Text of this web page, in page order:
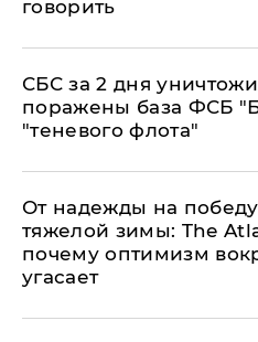
говорить
СБС за 2 дня
поражены база ФСБ
"теневого флота"
От надежды на
тяжелой зимы: The
почему оптимизм
угасает